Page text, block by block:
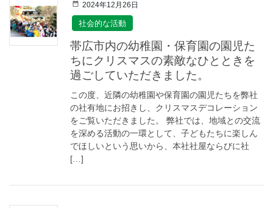
2024年12月26日
社会的な活動
帯広市内の幼稚園・保育園の園児た
ちにクリスマスの素敵なひとときを
過ごしていただきました。
この度、近隣の幼稚園や保育園の園児たちを弊社
の社有地にお招きし、クリスマスデコレーション
をご覧いただきました。 弊社では、地域との交流
を深める活動の一環として、子どもたちに楽しん
でほしいという思いから、本社社屋ならびに社
[…]